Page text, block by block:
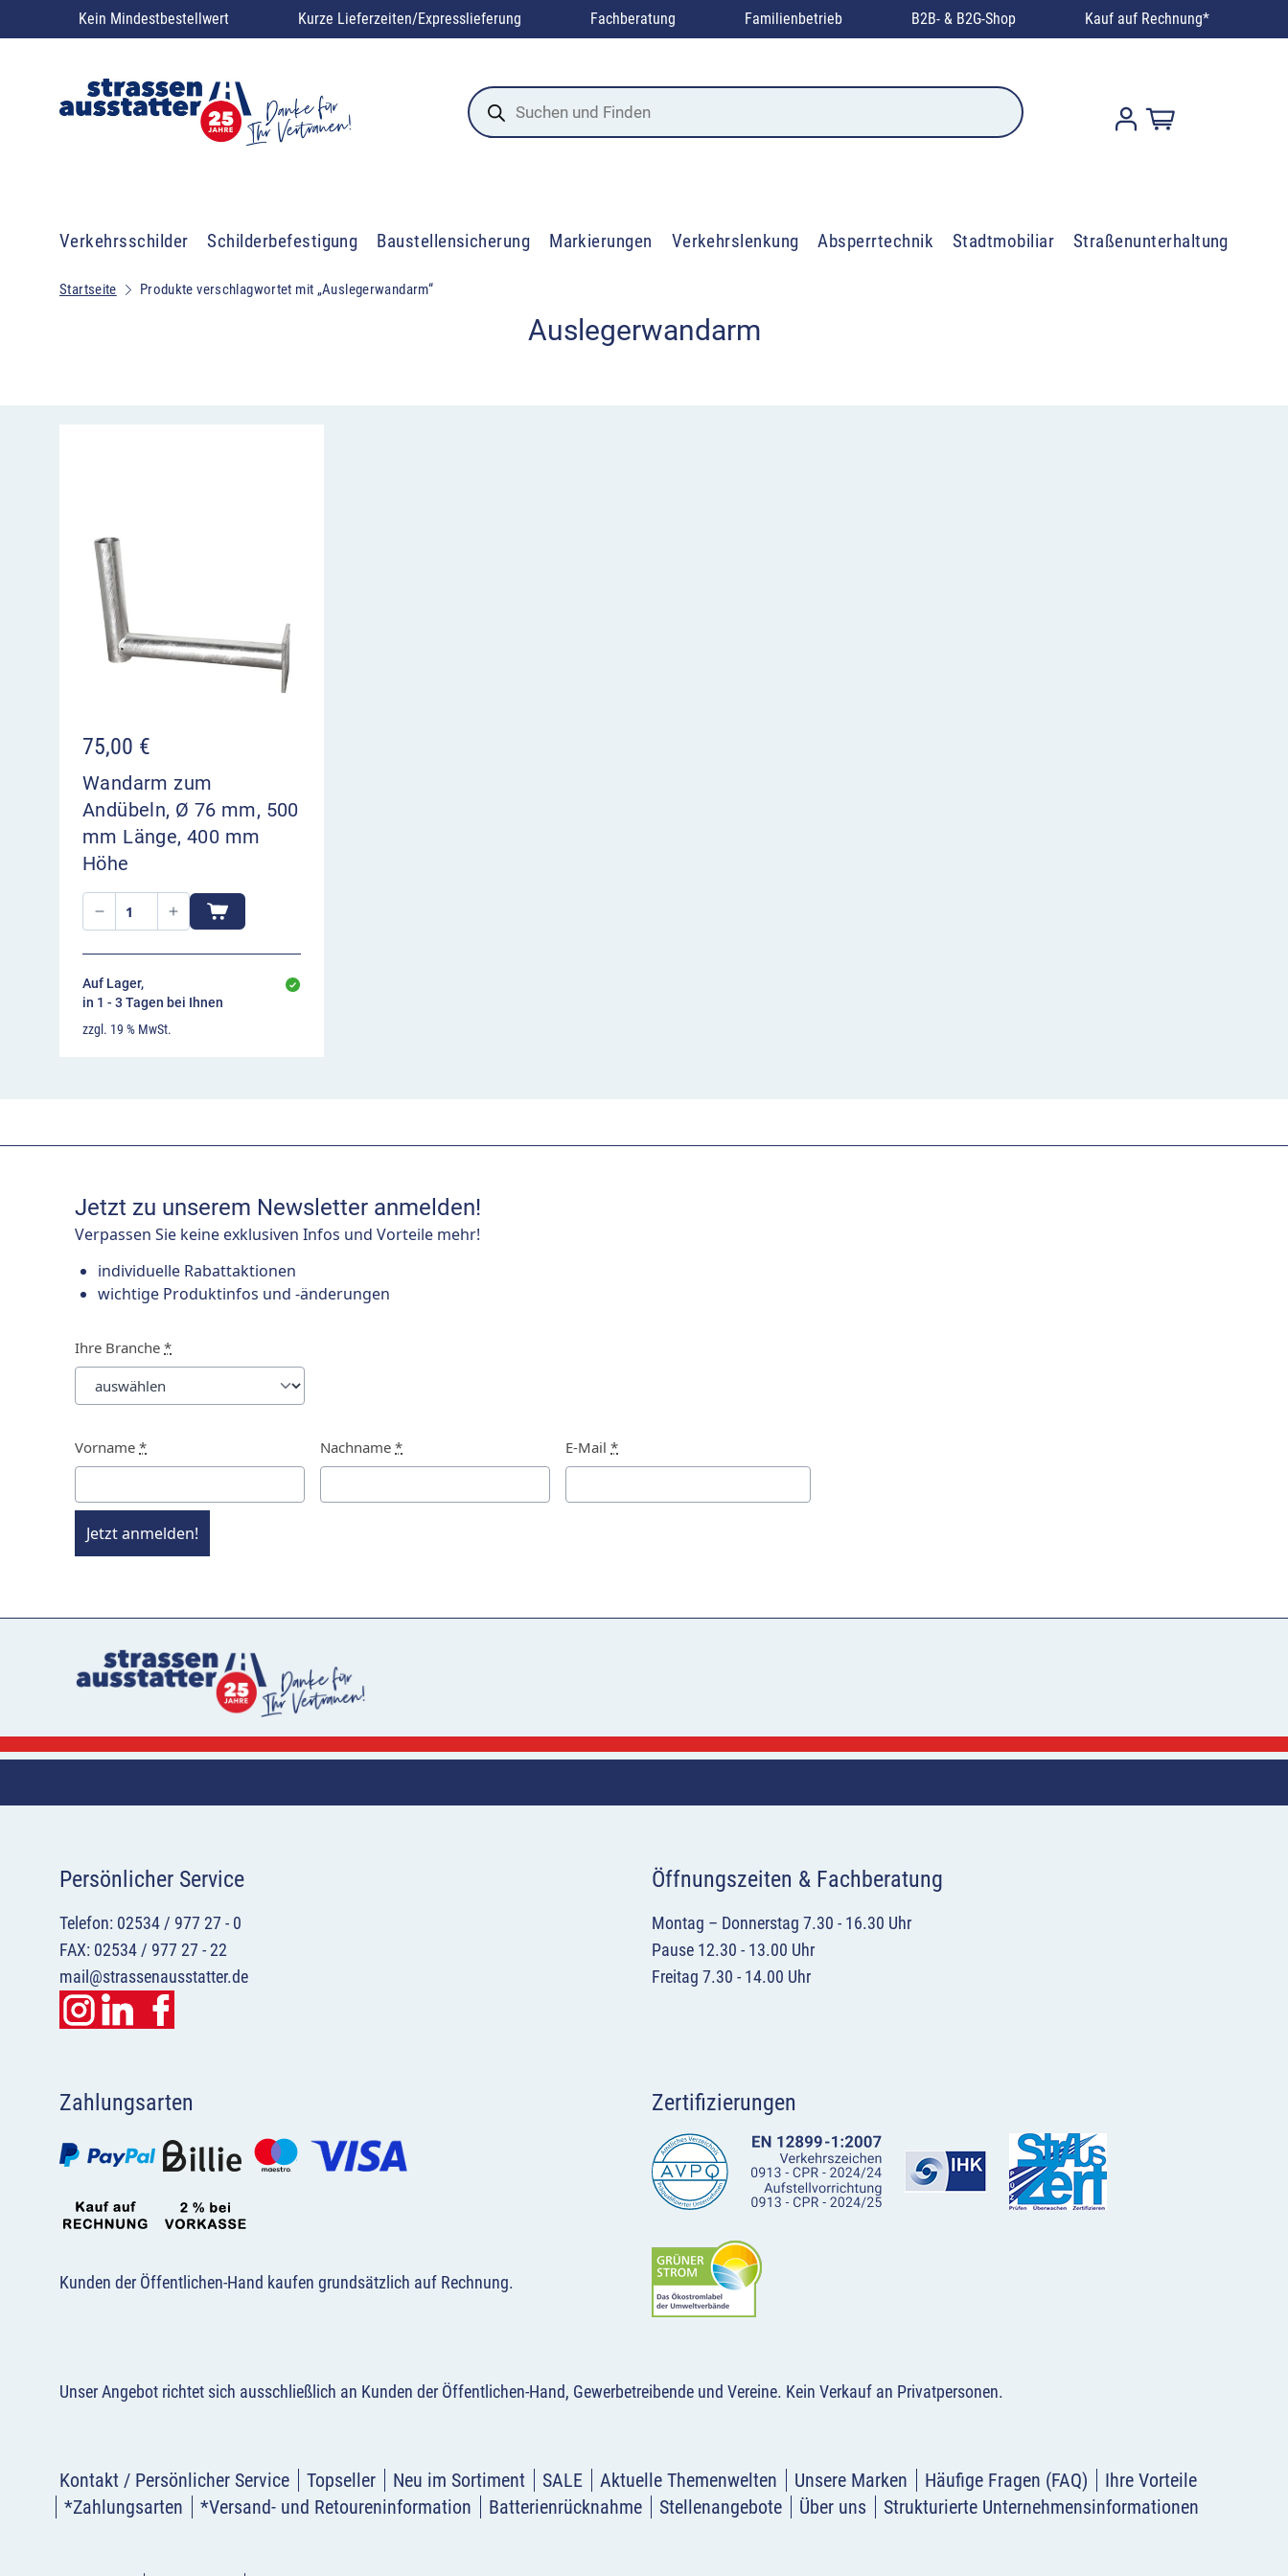
Kein Mindestbestellwert Kurze Lieferzeiten/Expresslieferung Fachberatung Familienbetrieb B2B- & B2G-Shop Kauf auf Rechnung*
Products
search
Verkehrsschilder Schilderbefestigung Baustellensicherung Markierungen Verkehrslenkung Absperrtechnik Stadtmobiliar Straßenunterhaltung
Startseite Produkte verschlagwortet mit „Auslegerwandarm“
Auslegerwandarm
75,00 €
Wandarm zum
Andübeln, Ø 76 mm, 500
mm Länge, 400 mm
Höhe
Auf Lager,
in 1 - 3 Tagen bei Ihnen
zzgl. 19 % MwSt.
Jetzt zu unserem Newsletter anmelden!
Verpassen Sie keine exklusiven Infos und Vorteile mehr!
individuelle Rabattaktionen
wichtige Produktinfos und -änderungen
Ihre Branche *
Vorname * Nachname * E-Mail *
Jetzt anmelden!
Persönlicher Service
Telefon: 02534 / 977 27 - 0
FAX: 02534 / 977 27 - 22
mail@strassenausstatter.de
Öffnungszeiten & Fachberatung
Montag – Donnerstag 7.30 - 16.30 Uhr
Pause 12.30 - 13.00 Uhr
Freitag 7.30 - 14.00 Uhr
Zahlungsarten
Kunden der Öffentlichen-Hand kaufen grundsätzlich auf Rechnung.
Zertifizierungen
Unser Angebot richtet sich ausschließlich an Kunden der Öffentlichen-Hand, Gewerbetreibende und Vereine. Kein Verkauf an Privatpersonen.
Kontakt / Persönlicher Service Topseller Neu im Sortiment SALE Aktuelle Themenwelten Unsere Marken Häufige Fragen (FAQ)
Ihre Vorteile
*Zahlungsarten
*Versand- und Retoureninformation Batterienrücknahme Stellenangebote Über uns Strukturierte Unternehmensinformationen